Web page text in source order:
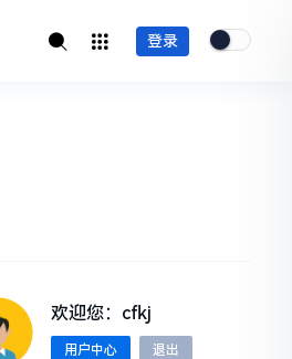
登录
欢迎您：cfkj
用户中心 退出